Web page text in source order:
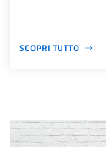
SCOPRI TUTTO